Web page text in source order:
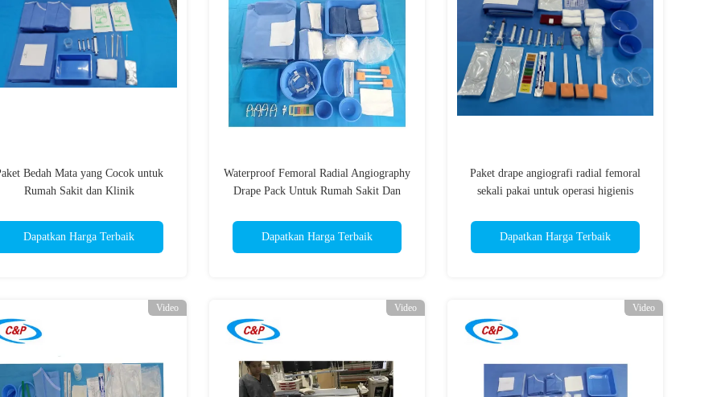
Bedah Mata yang Cocok untuk
Rumah Sakit dan Klinik
Dapatkan Harga Terbaik
Waterproof Femoral Radial Angiography
Drape Pack Untuk Rumah Sakit Dan
Dapatkan Harga Terbaik
Paket drape angiografi radial femoral
sekali pakai untuk operasi higienis
Dapatkan Harga Terbaik
Video Video Video